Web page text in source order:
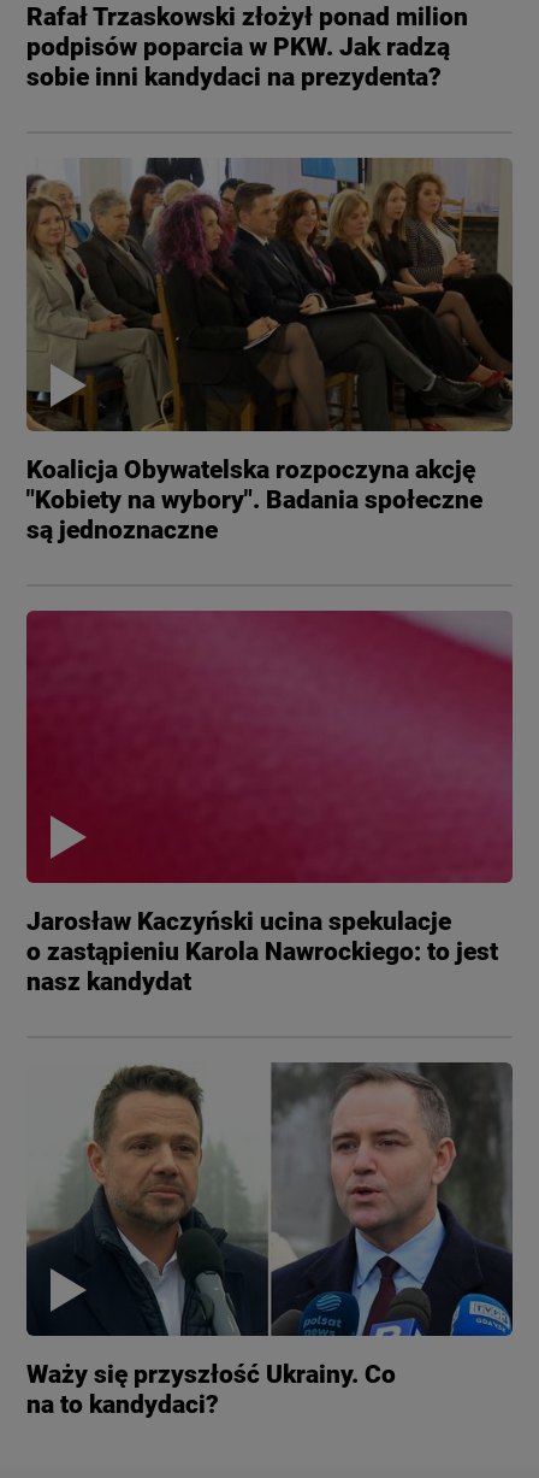
Rafał Trzaskowski złożył ponad milion
podpisów poparcia w PKW. Jak radzą
sobie inni kandydaci na prezydenta?
Koalicja Obywatelska rozpoczyna akcję
"Kobiety na wybory". Badania społeczne
są jednoznaczne
Jarosław Kaczyński ucina spekulacje
o zastąpieniu Karola Nawrockiego: to jest
nasz kandydat
Waży się przyszłość Ukrainy. Co
na to kandydaci?